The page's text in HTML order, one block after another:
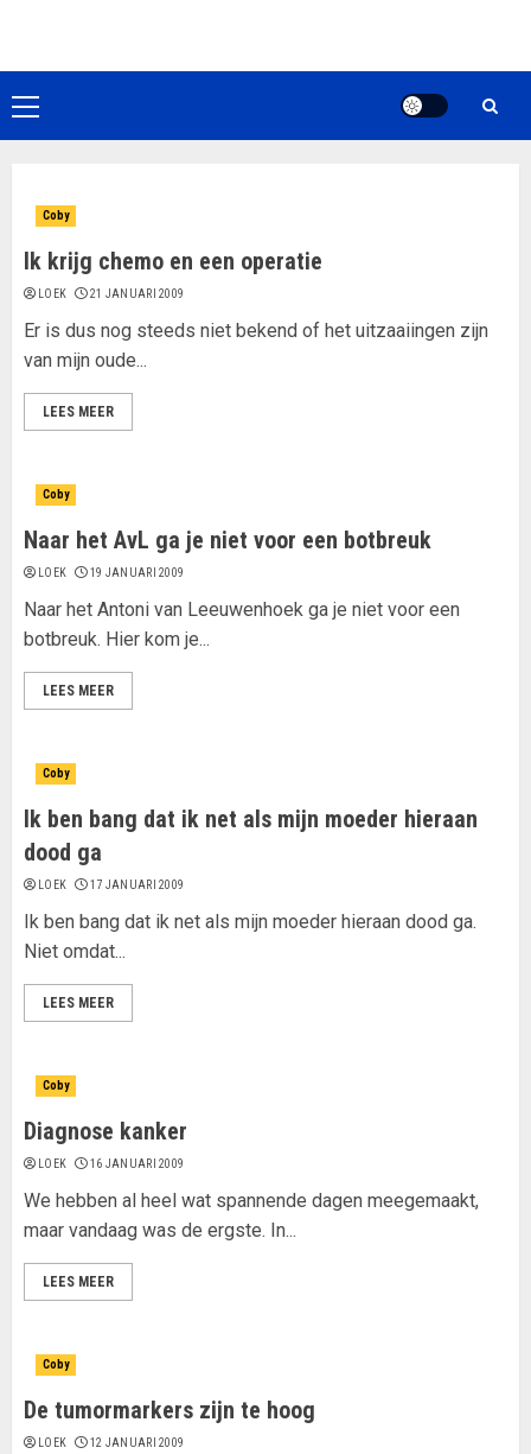
de
inhoudPrimair
menu
Coby
Ik krijg chemo en een operatie
LOEK 21 JANUARI 2009
Er is dus nog steeds niet bekend of het uitzaaiingen zijn
van mijn oude...
LEES MEER
Coby
Naar het AvL ga je niet voor een botbreuk
LOEK 19 JANUARI 2009
Naar het Antoni van Leeuwenhoek ga je niet voor een
botbreuk. Hier kom je...
LEES MEER
Coby
Ik ben bang dat ik net als mijn moeder hieraan
dood ga
LOEK 17 JANUARI 2009
Ik ben bang dat ik net als mijn moeder hieraan dood ga.
Niet omdat...
LEES MEER
Coby
Diagnose kanker
LOEK 16 JANUARI 2009
We hebben al heel wat spannende dagen meegemaakt,
maar vandaag was de ergste. In...
LEES MEER
Coby
De tumormarkers zijn te hoog
LOEK 12 JANUARI 2009